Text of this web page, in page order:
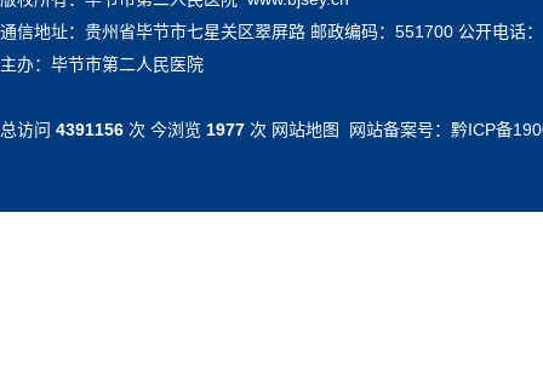
通信地址：贵州省毕节市七星关区翠屏路 邮政编码：551700 公开电
主办：毕节市第二人民医院
总访问 4391156 次 今浏览 1977 次 网站地图 网站备案号： 黔ICP备